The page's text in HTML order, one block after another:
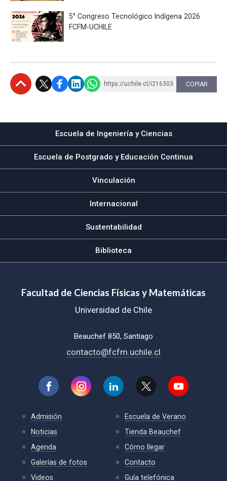
5° Congreso Tecnológico Indígena 2026
FCFM-UCHILE
https://uchile.cl/i216303 COPIAR
Escuela de Ingeniería y Ciencias
Escuela de Postgrado y Educación Continua
Vinculación
Internacional
Sustentabilidad
Biblioteca
Facultad de Ciencias Físicas y Matemáticas
Universidad de Chile
Beauchef 850, Santiago
contacto@fcfm.uchile.cl
Admisión
Noticias
Agenda
Galerías de fotos
Videos
Escuela de Verano
Tienda Beauchef
Cómo llegar
Contacto
Guía telefónica